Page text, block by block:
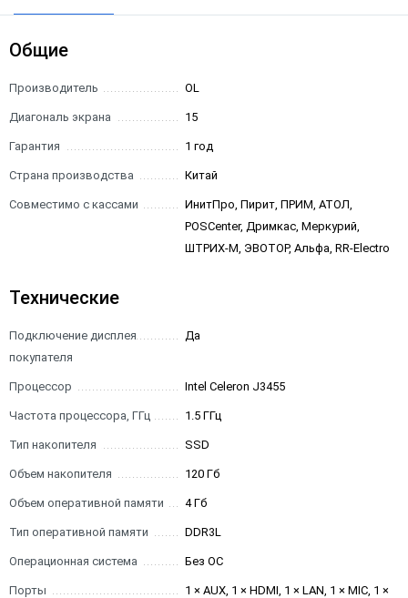
Общие
Производитель OL
Диагональ экрана 15
Гарантия 1 год
Страна производства Китай
Совместимо с кассами
ИнитПро, Пирит, ПРИМ, АТОЛ,
POSCenter, Дримкас, Меркурий,
ШТРИХ-М, ЭВОТОР, Альфа, RR-Electro
Технические
Подключение дисплея
покупателя
Да
Процессор Intel Celeron J3455
Частота процессора, ГГц 1.5 ГГц
Тип накопителя SSD
Объем накопителя 120 Гб
Объем оперативной памяти 4 Гб
Тип оперативной памяти DDR3L
Операционная система Без ОС
Порты 1 × AUX, 1 × HDMI, 1 × LAN, 1 × MIC, 1 ×